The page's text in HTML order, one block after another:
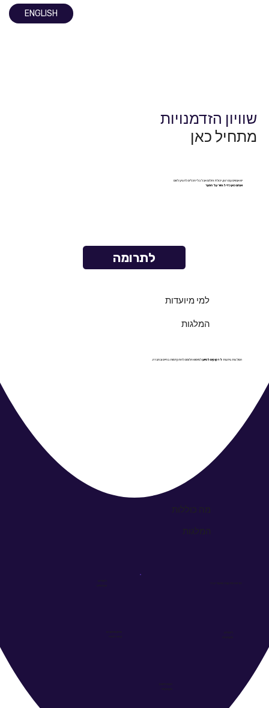
ENGLISH
שוויון הזדמנויות
מתחיל כאן
יש אנשים עם רצון, יכולת וחלום אבל בלי הכלים להגיע לשם
אנחנו כאן כדי לגשר על הפער
לתרומה
למי מיועדות
המלגות
המלגות ניתנותלזקוקים לסיועלמימוש חלומם להתקדמות בחיים ובחברה.
מה כוללות
המלגות
הוראה מתקנת ושיעורי עזר
מימון מחשבים
וציוד לימודי
לימודים
מקצועיים
לימודים
אקדמיים
השתלמויות
מקצועיות